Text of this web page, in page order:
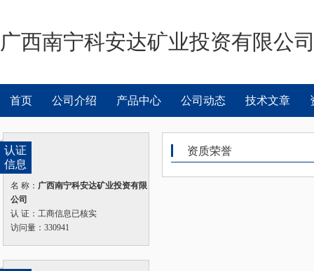
广西南宁科安达矿业投资有限公
首页 公司介绍 产品中心 公司动态 技术文章
认证
信息
名 称： 广西南宁科安达矿业投资有限
公司
认 证：工商信息已核实
访问量：330941
资质荣誉